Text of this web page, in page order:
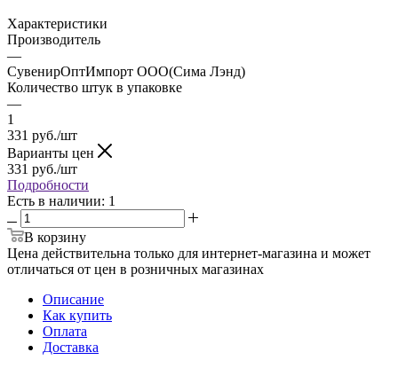
Характеристики
Производитель
—
СувенирОптИмпорт ООО(Сима Лэнд)
Количество штук в упаковке
—
1
331 руб./шт
Варианты цен
331 руб./шт
Подробности
Есть в наличии: 1
В корзину
Цена действительна только для интернет-магазина и может
отличаться от цен в розничных магазинах
Описание
Как купить
Оплата
Доставка